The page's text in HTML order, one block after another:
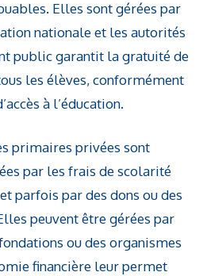
Elles sont gérées par
nationale et les autorités
public garantit la gratuité de
les élèves, conformément
à l’éducation.
primaires privées sont
par les frais de scolarité
parfois par des dons ou des
peuvent être gérées par
ou des organismes
financière leur permet